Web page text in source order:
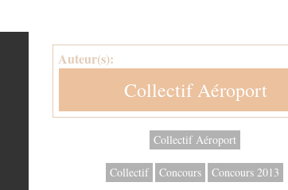
Auteur(s):
Collectif Aéroport
Collectif Aéroport
Collectif Concours Concours 2013